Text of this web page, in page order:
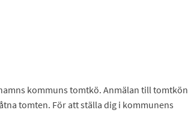
kommuns tomtkö. Anmälan till tomtkön
tomten. För att ställa dig i kommunens